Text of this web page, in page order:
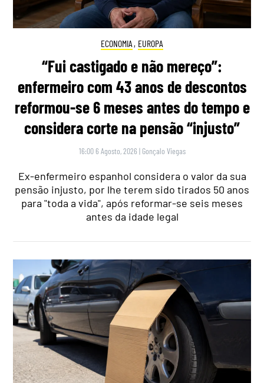
ECONOMIA , EUROPA
“Fui castigado e não mereço”:
enfermeiro com 43 anos de descontos
reformou-se 6 meses antes do tempo e
considera corte na pensão “injusto”
16:00 6 Agosto, 2026 | Gonçalo Viegas
Ex-enfermeiro espanhol considera o valor da sua
pensão injusto, por lhe terem sido tirados 50 anos
para "toda a vida", após reformar-se seis meses
antes da idade legal